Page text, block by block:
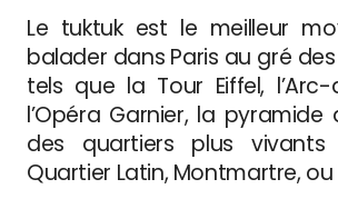
Le tuktuk est le meilleur
balader dans Paris au gré
tels que la Tour Eiffel, l’Arc-
l’Opéra Garnier, la pyramide
des quartiers plus
Quartier Latin, Montmartre, ou